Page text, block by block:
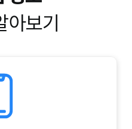
아보기